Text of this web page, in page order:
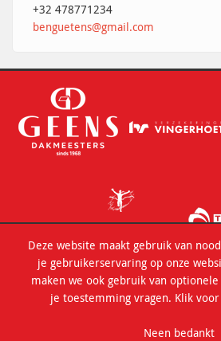
Deze website maakt gebruik van
je gebruikerservaring op onze
maken we ook gebruik van
je toestemming vragen. Klik
Neen bedankt
+32 478771234
benguetens@gmail.com
Copyright © 2023 Tesla Lint. All